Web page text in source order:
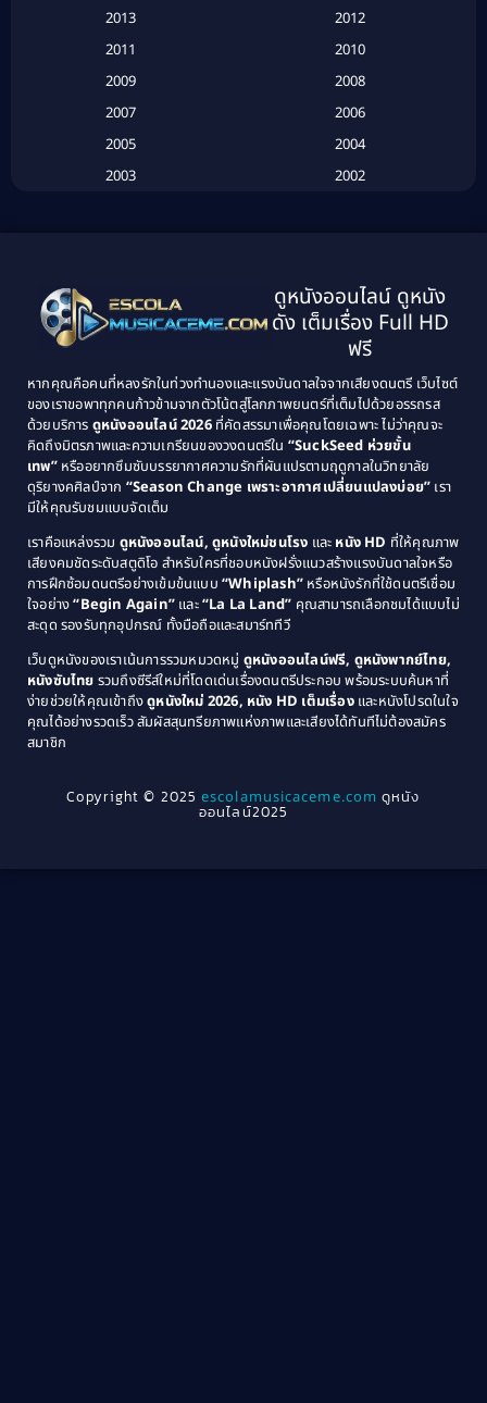
Classic หนังคลาสสิก(25)
Classic หนังคลาสสิก(134)
Classic หนังคลาสสิก(21)
Comedy ตลก(515)
Comedy ตลก(46)
Coming of Age ก้าวพ้นวัย(1)
Coming-of-Age(3)
Community(1)
Crime อาชญากรรม(289)
Cult Film(4)
2013
2012
2011
2010
2009
2008
2007
2006
2005
2004
2003
2002
1995
1994
1993
1992
1989
1988
1987
1986
1985
1984
1983
1982
1979
1978
1976
1975
1974
1971
1970
1969
1968
1964
1963
1940
ดูหนังออนไลน์ ดูหนัง
ดัง เต็มเรื่อง Full HD
ฟรี
หากคุณคือคนที่หลงรักในท่วงทำนองและแรงบันดาลใจจากเสียงดนตรี เว็บไซต์
ของเราขอพาทุกคนก้าวข้ามจากตัวโน้ตสู่โลกภาพยนตร์ที่เต็มไปด้วยอรรถรส
ด้วยบริการ ดูหนังออนไลน์ 2026ที่คัดสรรมาเพื่อคุณโดยเฉพาะ ไม่ว่าคุณจะ
คิดถึงมิตรภาพและความเกรียนของวงดนตรีใน “SuckSeed ห่วยขั้น
เทพ”หรืออยากซึมซับบรรยากาศความรักที่ผันแปรตามฤดูกาลในวิทยาลัย
ดุริยางคศิลป์จาก “Season Change เพราะอากาศเปลี่ยนแปลงบ่อย” เรา
มีให้คุณรับชมแบบจัดเต็ม
เราคือแหล่งรวม ดูหนังออนไลน์, ดูหนังใหม่ชนโรง และ หนัง HD ที่ให้คุณภาพ
เสียงคมชัดระดับสตูดิโอ สำหรับใครที่ชอบหนังฝรั่งแนวสร้างแรงบันดาลใจหรือ
การฝึกซ้อมดนตรีอย่างเข้มข้นแบบ “Whiplash” หรือหนังรักที่ใช้ดนตรีเชื่อม
ใจอย่าง“Begin Again” และ“La La Land” คุณสามารถเลือกชมได้แบบไม่
สะดุด รองรับทุกอุปกรณ์ ทั้งมือถือและสมาร์ททีวี
เว็บดูหนังของเราเน้นการรวมหมวดหมู่ ดูหนังออนไลน์ฟรี, ดูหนังพากย์ไทย,
หนังซับไทย รวมถึงซีรีส์ใหม่ที่โดดเด่นเรื่องดนตรีประกอบ พร้อมระบบค้นหาที่
ง่ายช่วยให้คุณเข้าถึงดูหนังใหม่ 2026, หนัง HD เต็มเรื่องและหนังโปรดในใจ
คุณได้อย่างรวดเร็ว สัมผัสสุนทรียภาพแห่งภาพและเสียงได้ทันทีไม่ต้องสมัคร
สมาชิก
Copyright © 2025escolamusicaceme.com ดูหนัง
ออนไลน์2025